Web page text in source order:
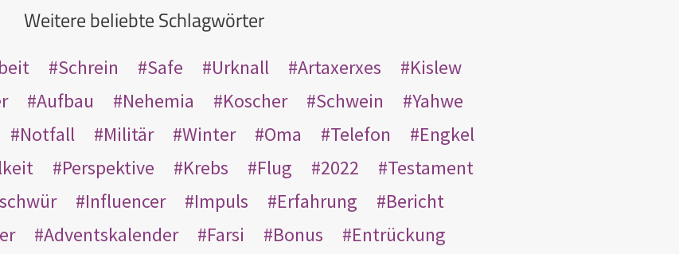
Weitere beliebte Schlagwörter
Schrein Safe Urknall Artaxerxes
Kislew
Aufbau Nehemia Koscher Schwein
Yahwe
Notfall Militär Winter Oma Telefon
Engkel
Perspektive Krebs Flug 2022
Testament
Influencer Impuls Erfahrung
Bericht
Adventskalender Farsi Bonus
Entrückung